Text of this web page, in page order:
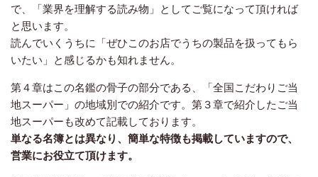
で、「業界を理解する読み物」としてご覧になって頂ければ
と思います。
読んでいくうちに「ぜひこのお店でうちの製品を扱ってもら
いたい」と感じるかも知れません。
第４章はこの名鑑の骨子の部分である、「全国こだわりご当
地スーパー」の地域別での紹介です。第３章で紹介したご当
地スーパーも改めて記載しております。
単なる名簿とは異なり、簡単な特徴も掲載していますので、
営業にお役立て頂けます。